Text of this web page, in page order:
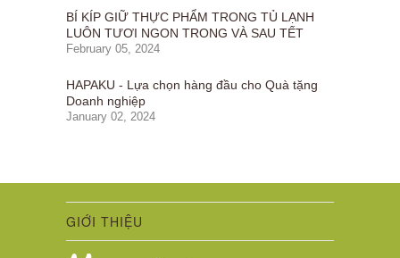
BÍ KÍP GIỮ THỰC PHẨM TRONG TỦ LẠNH
LUÔN TƯƠI NGON TRONG VÀ SAU TẾT
February 05, 2024
HAPAKU - Lựa chọn hàng đầu cho Quà tặng
Doanh nghiệp
January 02, 2024
GIỚI THIỆU